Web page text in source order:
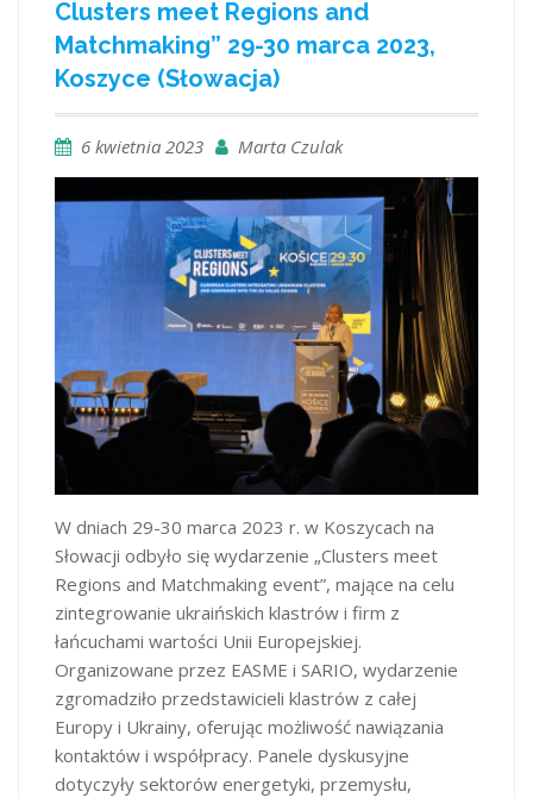
Clusters meet Regions and
Matchmaking” 29-30 marca 2023,
Koszyce (Słowacja)
6 kwietnia 2023 Marta Czulak
W dniach 29-30 marca 2023 r. w Koszycach na
Słowacji odbyło się wydarzenie „Clusters meet
Regions and Matchmaking event”, mające na celu
zintegrowanie ukraińskich klastrów i firm z
łańcuchami wartości Unii Europejskiej.
Organizowane przez EASME i SARIO, wydarzenie
zgromadziło przedstawicieli klastrów z całej
Europy i Ukrainy, oferując możliwość nawiązania
kontaktów i współpracy. Panele dyskusyjne
dotyczyły sektorów energetyki, przemysłu,